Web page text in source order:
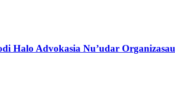
Halo Advokasia Nu’udar